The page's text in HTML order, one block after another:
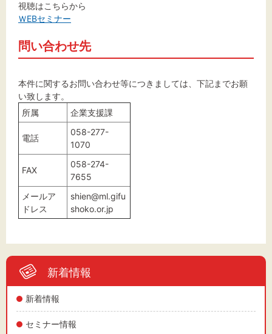
新着情報
新着情報
セミナー情報
視聴はこちらから
ＷEBセミナー
問い合わせ先
本件に関するお問い合わせ等につきましては、下記までお願
い致します。
所属
企業支援課
電話
058-277-
1070
FAX
058-274-
7655
メールア
ドレス
shien@ml.gifu
shoko.or.jp